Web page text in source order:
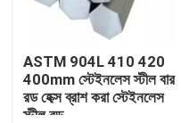
কারখানা পরিদর্শন
গুণমান নিয়ন্ত্রণ
ASTM 904L 410 420
400mm স্টেইনলেস স্টীল বার
রড হেক্স ব্রাশ করা স্টেইনলেস
স্টীল রড